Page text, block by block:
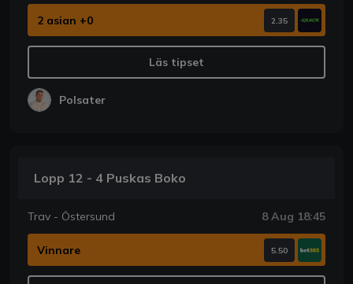
2 asian +0 2.35
Läs tipset
Polsater
Lopp 12 - 4 Puskas Boko
Trav - Östersund 8 Aug 18:45
Vinnare 5.50